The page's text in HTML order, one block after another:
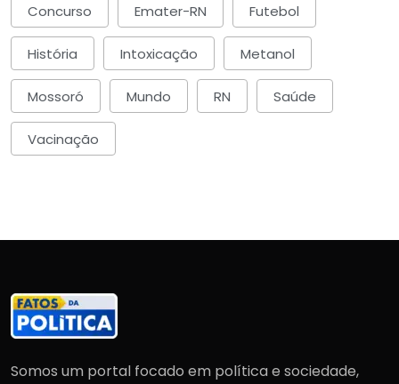
Concurso Emater-RN Futebol
História Intoxicação Metanol
Mossoró Mundo RN Saúde
Vacinação
Somos um portal focado em política e sociedade,